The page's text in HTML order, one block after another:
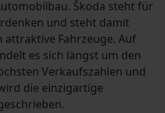
Škoda steht für
und steht damit
Fahrzeuge. Auf
es sich längst um den
Verkaufszahlen und
die einzigartige